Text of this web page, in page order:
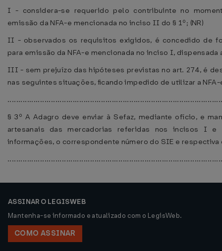
I - considera-se requerido pelo contribuinte no
emissão da NFA-e mencionada no inciso II do § 1º; (NR)
II - observados os requisitos exigidos, é concedido de
para emissão da NFA-e mencionada no inciso I, dispensada
III - sem prejuízo das hipóteses previstas no art. 274, é
nas seguintes situações, ﬁcando impedido de utilizar a
§ 3º A Adagro deve enviar à Sefaz, mediante ofício, e
artesanais das mercadorias referidas nos incisos I
informações, o correspondente número do SIE e respectiva
ASSINAR O LEGISWEB
Mantenha-se informado e atualizado com o LegisWeb.
COMO ASSINAR